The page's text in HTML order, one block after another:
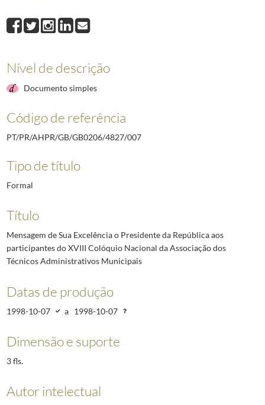
009
Mensagem de Sua Excelência o Presidente da República para as
012Mensagem do Presidente da República por ocasião da inauguração da
038 Mensagem de Sua Excelência o Presidente da República por ocasião
Nível de descrição
Documento simples
Código de referência
PT/PR/AHPR/GB/GB0206/4827/007
Tipo de título
Formal
Título
Mensagem de Sua Excelência o Presidente da República aos
participantes do XVIII Colóquio Nacional da Associação dos
Técnicos Administrativos Municipais
Datas de produção
1998-10-07 a 1998-10-07
Dimensão e suporte
3 fls.
Autor intelectual